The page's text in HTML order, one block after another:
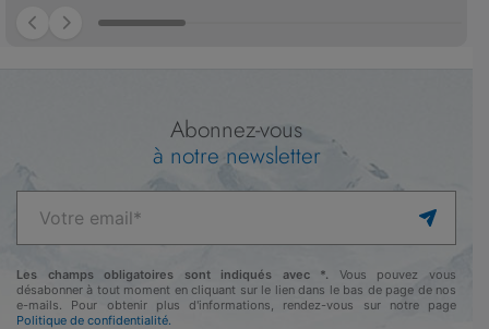
Abonnez-vous
à notre newsletter
Les champs obligatoires sont indiqués avec *. Vous pouvez vous
désabonner à tout moment en cliquant sur le lien dans le bas de page de nos
e-mails. Pour obtenir plus d'informations, rendez-vous sur notre page
Politique de confidentialité.